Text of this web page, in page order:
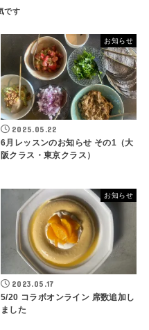
お知らせ
2025.05.22
6月レッスンのお知らせ その1（大
阪クラス・東京クラス）
お知らせ
2023.05.17
5/20 コラボオンライン 席数追加し
ました